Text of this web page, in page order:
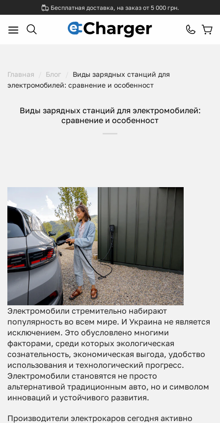
to
content
Бесплатная доставка, на заказ от 5 000 грн.
Главная Блог
Виды зарядных станций для
электромобилей: сравнение и особенност
Виды зарядных станций для электромобилей:
сравнение и особенност
Электромобили стремительно набирают
популярность во всем мире. И Украина не является
исключением. Это обусловлено многими
факторами, среди которых экологическая
сознательность, экономическая выгода, удобство
использования и технологический прогресс.
Электромобили становятся не просто
альтернативой традиционным авто, но и символом
инноваций и устойчивого развития.
Производители электрокаров сегодня активно